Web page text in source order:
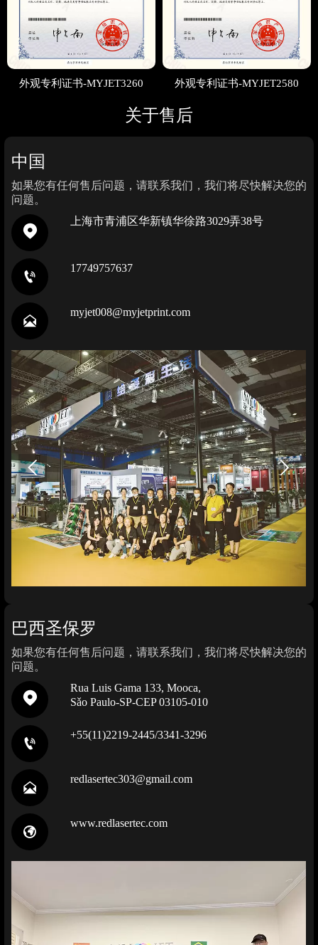
外观专利证书-MYJET3260 外观专利证书-MYJET2580
关于售后
中国
如果您有任何售后问题，请联系我们，我们将尽快解决您的
问题。

上海市青浦区华新镇华徐路3029弄38号

17749757637

myjet008@myjetprint.com
 
巴西圣保罗
如果您有任何售后问题，请联系我们，我们将尽快解决您的
问题。

Rua Luis Gama 133, Mooca,
Sǎo Paulo-SP-CEP 03105-010

+55(11)2219-2445/3341-3296

redlasertec303@gmail.com

www.redlasertec.com